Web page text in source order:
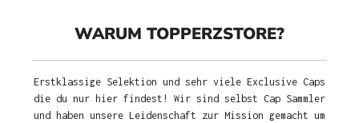
WARUM TOPPERZSTORE?
Erstklassige Selektion und sehr viele Exclusive Caps
die du nur hier findest! Wir sind selbst Cap Sammler
und haben unsere Leidenschaft zur Mission gemacht um